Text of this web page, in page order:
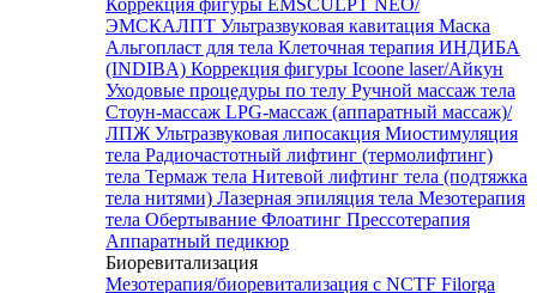
Коррекция фигуры EMSCULPT NEO/
ЭМСКАЛПТ Ультразвуковая кавитация Маска
Альгопласт для тела Клеточная терапия ИНДИБА
(INDIBA) Коррекция фигуры Icoone laser/Айкун
Уходовые процедуры по телу Ручной массаж тела
Стоун-массаж LPG-массаж (аппаратный массаж)/
ЛПЖ Ультразвуковая липосакция Миостимуляция
тела Радиочастотный лифтинг (термолифтинг)
тела Термаж тела Нитевой лифтинг тела (подтяжка
тела нитями) Лазерная эпиляция тела Мезотерапия
тела Обертывание Флоатинг Прессотерапия
Аппаратный педикюр
Биоревитализация
Мезотерапия/биоревитализация с NCTF Filorga